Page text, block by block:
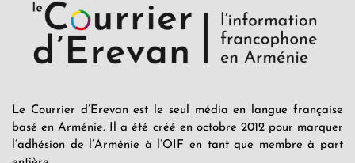
Le Courrier d’Erevan est le seul média en langue française
basé en Arménie. Il a été créé en octobre 2012 pour marquer
l’adhésion de l’Arménie à l’OIF en tant que membre à part